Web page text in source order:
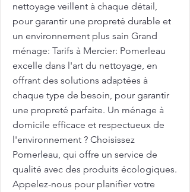
nettoyage veillent à chaque détail,
pour garantir une propreté durable et
un environnement plus sain Grand
ménage: Tarifs à Mercier: Pomerleau
excelle dans l'art du nettoyage, en
offrant des solutions adaptées à
chaque type de besoin, pour garantir
une propreté parfaite. Un ménage à
domicile efficace et respectueux de
l'environnement ? Choisissez
Pomerleau, qui offre un service de
qualité avec des produits écologiques.
Appelez-nous pour planifier votre